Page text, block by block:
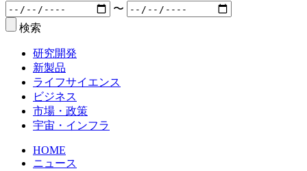
〜
検索
研究開発
新製品
ライフサイエンス
ビジネス
市場・政策
宇宙・インフラ
HOME
ニュース